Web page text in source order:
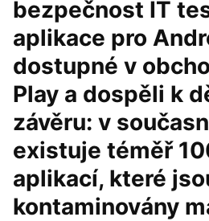
bezpečnost IT
aplikace pro
dostupné v
Play a dospěli k
závěru: v
existuje téměř
aplikací, které
kontaminovány